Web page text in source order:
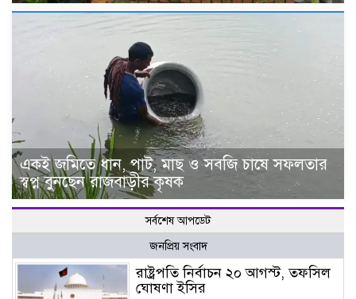
একই জমিতে ধান, পাট, মাছ ও সবজি চাষে সফলতার
স্বপ্ন বুনছেন রাজবাড়ীর কৃষক
সর্বশেষ আপডেট
জনপ্রিয় সংবাদ
রাষ্ট্রপতি নির্বাচন ২০ আগস্ট, তফসিল
ঘোষণা ইসির